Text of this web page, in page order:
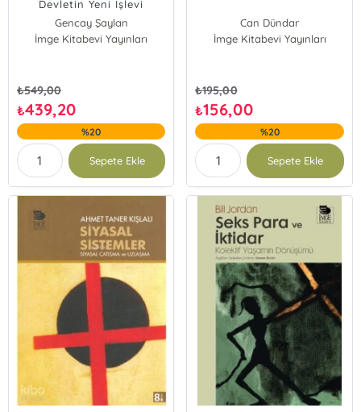
Devletin Yeni İşlevi
Gencay Şaylan
İmge Kitabevi Yayınları
₺549,00
₺439,20
%20
Sepete Ekle
Can Dündar
İmge Kitabevi Yayınları
₺195,00
₺156,00
%20
Sepete Ekle